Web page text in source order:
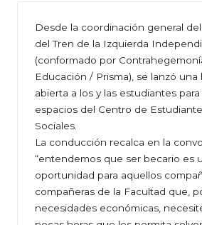
Desde la coordinación general
del Tren de la Izquierda
(conformado por
Educación / Prisma), se lanzó una
abierta a los y las estudiantes
espacios del Centro de
Sociales.
La conducción recalca en la
“entendemos que ser becario es
oportunidad para aquellos
compañeras de la Facultad que,
necesidades económicas,